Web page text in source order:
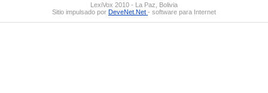
LexiVox 2010 - La Paz, Bolivia
Sitio impulsado por DeveNet.Net - software para Internet